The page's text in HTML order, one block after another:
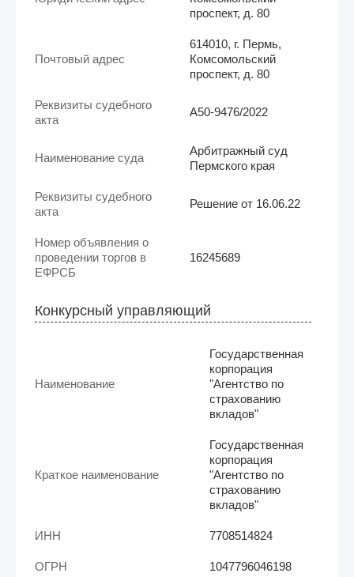
проспект, д. 80
Почтовый адрес
614010, г. Пермь,
Комсомольский
проспект, д. 80
Реквизиты судебного
акта
А50-9476/2022
Наименование суда
Арбитражный суд
Пермского края
Реквизиты судебного
акта
Решение от 16.06.22
Номер объявления о
проведении торгов в
ЕФРСБ
16245689
Конкурсный управляющий
Наименование
Государственная
корпорация
"Агентство по
страхованию
вкладов"
Краткое наименование
Государственная
корпорация
"Агентство по
страхованию
вкладов"
ИНН 7708514824
ОГРН 1047796046198